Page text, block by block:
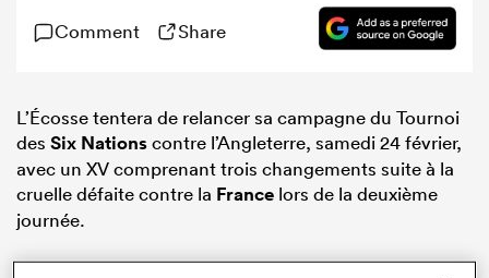
Comment Share
L’Écosse tentera de relancer sa campagne du Tournoi
des Six Nationscontre l’Angleterre, samedi 24 février,
avec un XV comprenant trois changements suite à la
cruelle défaite contre la France lors de la deuxième
journée.